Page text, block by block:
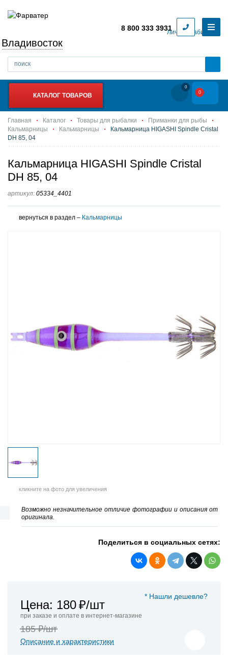
Личный кабинет
Владивосток
8 800 333 3931
КАТАЛОГ ТОВАРОВ
0
0
Главная Каталог Товары для рыбалки
Приманки для рыбы
Кальмарницы
Кальмарницы
Кальмарница HIGASHI Spindle Cristal
DH 85, 04
Кальмарница HIGASHI Spindle Cristal
DH 85, 04
артикул: 05334_4401
вернуться в раздел – Кальмарницы
кликните на фото для увеличения
Возможно незначительное отличие фотографии и описания от
оригинала.
Поделиться в социальных сетях:
* Нашли дешевле?
Цена: 180₽/шт
при заказе и оплате в интернет-магазине
185 ₽/шт
Описание и характеристики